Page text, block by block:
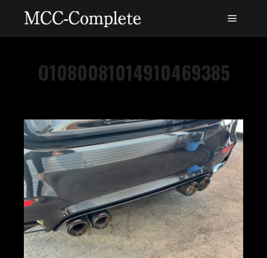
O1080081014910469385